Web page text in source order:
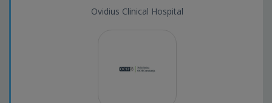
Ovidius Clinical Hospital